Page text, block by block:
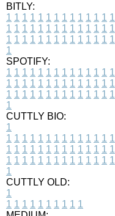
BITLY:
1 1 1 1 1 1 1 1 1 1 1 1 1 1
1 1 1 1 1 1 1 1 1 1 1 1 1 1
1 1 1 1 1 1 1 1 1 1 1 1 1 1
1
SPOTIFY:
1 1 1 1 1 1 1 1 1 1 1 1 1 1
1 1 1 1 1 1 1 1 1 1 1 1 1 1
1 1 1 1 1 1 1 1 1 1 1 1 1 1
1
CUTTLY BIO:
1
1 1 1 1 1 1 1 1 1 1 1 1 1 1
1 1 1 1 1 1 1 1 1 1 1 1 1 1
1 1 1 1 1 1 1 1 1 1 1 1 1 1
1
CUTTLY OLD:
1
1 1 1 1 1 1 1 1 1 1